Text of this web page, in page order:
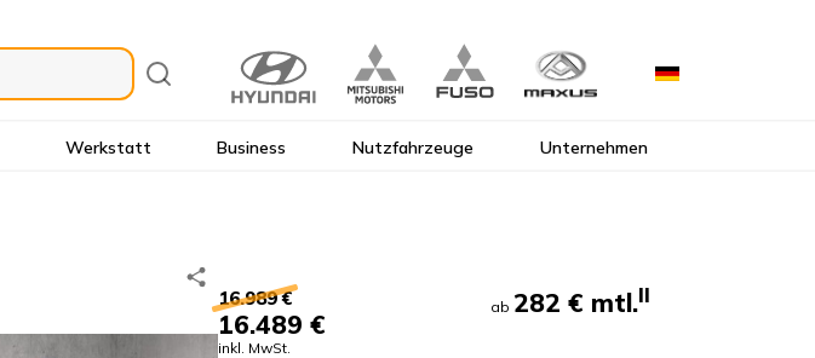
Werkstatt Business Nutzfahrzeuge Unternehmen
16.989 €
16.489 €
inkl. MwSt.
ab 282 € mtl.II